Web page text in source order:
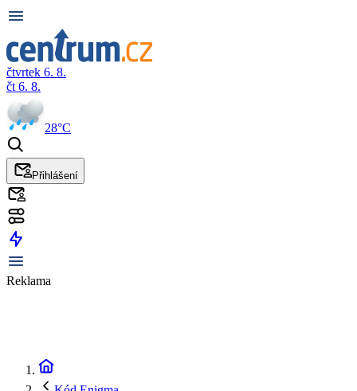
čtvrtek 6. 8.
čt 6. 8.
28°C
Přihlášení
Reklama